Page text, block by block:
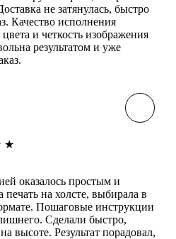
не затянулась, быстро
Качество исполнения
и четкость изображения
результатом и уже
★
оказалось простым и
печать на холсте, выбирала в
Пошаговые инструкции
Сделали быстро,
высоте. Результат порадовал,